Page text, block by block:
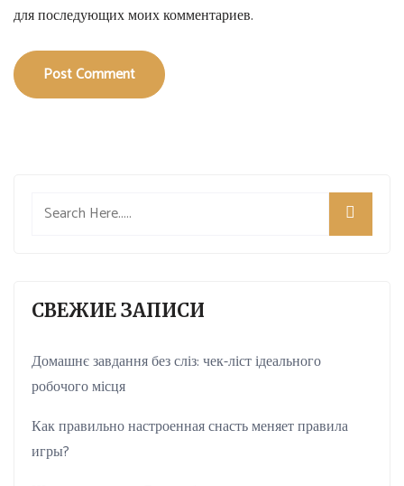
для последующих моих комментариев.
Post Comment
СВЕЖИЕ ЗАПИСИ
Домашнє завдання без сліз: чек-ліст ідеального
робочого місця
Как правильно настроенная снасть меняет правила
игры?